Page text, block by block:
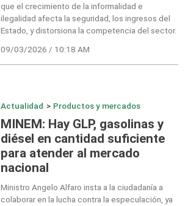
que el crecimiento de la informalidad e
ilegalidad afecta la seguridad, los ingresos del
Estado, y distorsiona la competencia del sector.
09/03/2026 / 10:18 AM
Actualidad > Productos y mercados
MINEM: Hay GLP, gasolinas y
diésel en cantidad suficiente
para atender al mercado
nacional
Ministro Angelo Alfaro insta a la ciudadanía a
colaborar en la lucha contra la especulación, ya